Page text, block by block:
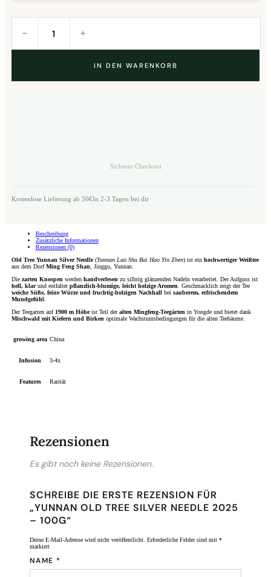
IN DEN WARENKORB
Sicherer Checkout
Kostenlose Lieferung ab 50€In 2-3 Tagen bei dir
Beschreibung
Zusätzliche Informationen
Rezensionen (0)
Old Tree Yunnan Silver Needle(Yunnan Lao Shu Bai Hao Yin Zhen) ist ein hochwertiger Weißtee
aus dem DorfMing Feng Shan, Jinggu, Yunnan.
Die zarten Knospenwerden handverlesenzu silbrig glänzenden Nadeln verarbeitet. Der Aufguss ist
hell, klarund entfaltet pflanzlich-blumige, leicht holzige Aromen. Geschmacklich zeigt der Tee
weiche Süße, feine Würze und fruchtig-holzigen Nachhallbei sauberem, erfrischendem
Mundgefühl.
Der Teegarten auf 1900 m Höheist Teil deralten Mingfeng-Teegärtenin Yongde und bietet dank
Mischwald mit Kiefern und Birkenoptimale Wachstumsbedingungen für die alten Teebäume.
growing area China
Infusion 3-4x
Features Rarität
Rezensionen
Es gibt noch keine Rezensionen.
SCHREIBE DIE ERSTE REZENSION FÜR
„YUNNAN OLD TREE SILVER NEEDLE 2025
– 100G“
Deine E-Mail-Adresse wird nicht veröffentlicht. Erforderliche Felder sind mit *
markiert
NAME *